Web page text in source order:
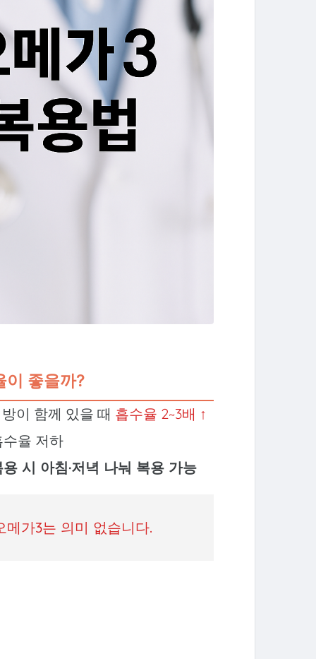
이 좋을까?
이 함께 있을 때 흡수율 2~3배 ↑
율 저하
시 아침·저녁 나눠 복용 가능
메가3는 의미 없습니다.